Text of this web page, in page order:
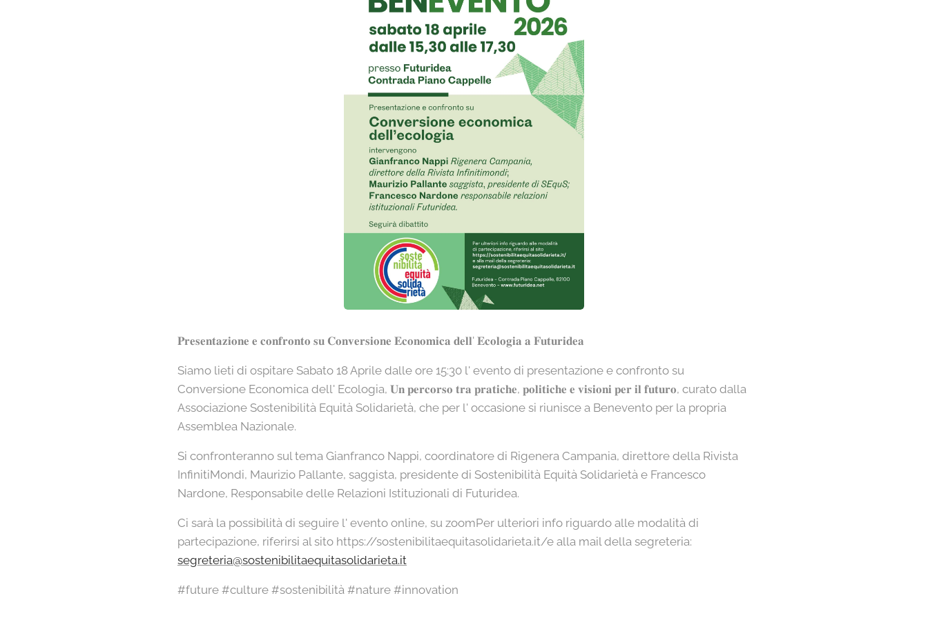
𝐏𝐫𝐞𝐬𝐞𝐧𝐭𝐚𝐳𝐢𝐨𝐧𝐞 𝐞 𝐜𝐨𝐧𝐟𝐫𝐨𝐧𝐭𝐨 𝐬𝐮 𝐂𝐨𝐧𝐯𝐞𝐫𝐬𝐢𝐨𝐧𝐞 𝐄𝐜𝐨𝐧𝐨𝐦𝐢𝐜𝐚 𝐝𝐞𝐥𝐥' 𝐄𝐜𝐨𝐥𝐨𝐠𝐢𝐚 𝐚 𝐅𝐮𝐭𝐮𝐫𝐢𝐝𝐞𝐚
Siamo lieti di ospitare Sabato 18 Aprile dalle ore 15:30 l' evento di presentazione e confronto su
Conversione Economica dell' Ecologia, 𝐔𝐧 𝐩𝐞𝐫𝐜𝐨𝐫𝐬𝐨 𝐭𝐫𝐚 𝐩𝐫𝐚𝐭𝐢𝐜𝐡𝐞, 𝐩𝐨𝐥𝐢𝐭𝐢𝐜𝐡𝐞 𝐞 𝐯𝐢𝐬𝐢𝐨𝐧𝐢 𝐩𝐞𝐫 𝐢𝐥 𝐟𝐮𝐭𝐮𝐫𝐨, curato dalla
Associazione Sostenibilità Equità Solidarietà, che per l' occasione si riunisce a Benevento per la propria
Assemblea Nazionale.
Si confronteranno sul tema Gianfranco Nappi, coordinatore di Rigenera Campania, direttore della Rivista
InfinitiMondi, Maurizio Pallante, saggista, presidente di Sostenibilità Equità Solidarietà e Francesco
Nardone, Responsabile delle Relazioni Istituzionali di Futuridea.
Ci sarà la possibilità di seguire l' evento online, su zoomPer ulteriori info riguardo alle modalità di
partecipazione, riferirsi al sito https://sostenibilitaequitasolidarieta.it/e alla mail della segreteria:
segreteria@sostenibilitaequitasolidarieta.it
#future #culture #sostenibilità #nature #innovation